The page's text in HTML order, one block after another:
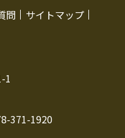
問
サイトマップ
1
371-1920